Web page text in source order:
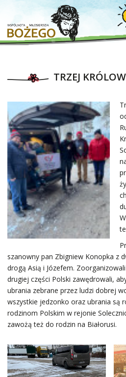
TRZEJ
szanowny pan Zbigniew Konopka z
drogą Asią i Józefem.
drugiej części Polski zawędrowali,
ubrania zebrane przez ludzi dobrej
wszystkie jedzonko oraz ubrania są
rodzinom Polskim w rejonie
zawożą też do rodzin na Białorusi.